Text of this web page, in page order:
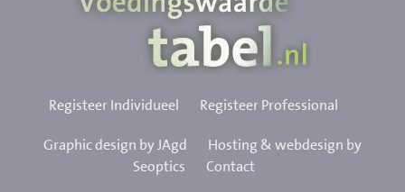
Registeer Individueel Registeer Professional
Graphic design by JAgd
Hosting & webdesign by
Seoptics
Contact